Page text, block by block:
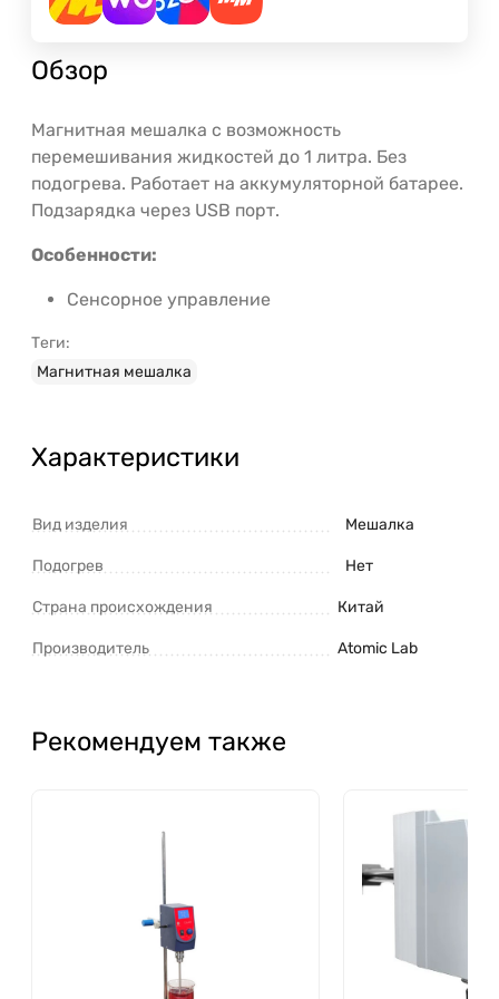
Обзор
Магнитная мешалка с возможность
перемешивания жидкостей до 1 литра. Без
подогрева. Работает на аккумуляторной батарее.
Подзарядка через USB порт.
Особенности:
Сенсорное управление
Теги:
Магнитная мешалка
Характеристики
Вид изделия Мешалка
Подогрев Нет
Страна происхождения Китай
Производитель Atomic Lab
Рекомендуем также